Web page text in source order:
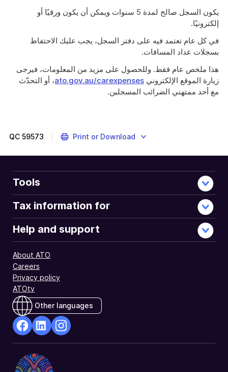
يكون السجل صالح لمدة 5 سنوات ويمكن أن يكون ورقيًا أو
إلكترونيًا.
في كل عام تعتمد فيه على دفتر السجل، يجب عليك الاحتفاظ
بسجلات عداد المسافات.
هذا ملخص عام فقط. وللحصول على مزيد من المعلومات، فيرجى
زيارة الموقع الإلكتروني ato.gov.au/carexpenses، أو التحدّث
مع أحد ممتهني الضرائب المسجلين.
QC 59573 Print or Download
Tools
Tax information for
Help and support
About ATO
Careers
Privacy policy
ATOtv
Other languages
Opens
in
Opens
in